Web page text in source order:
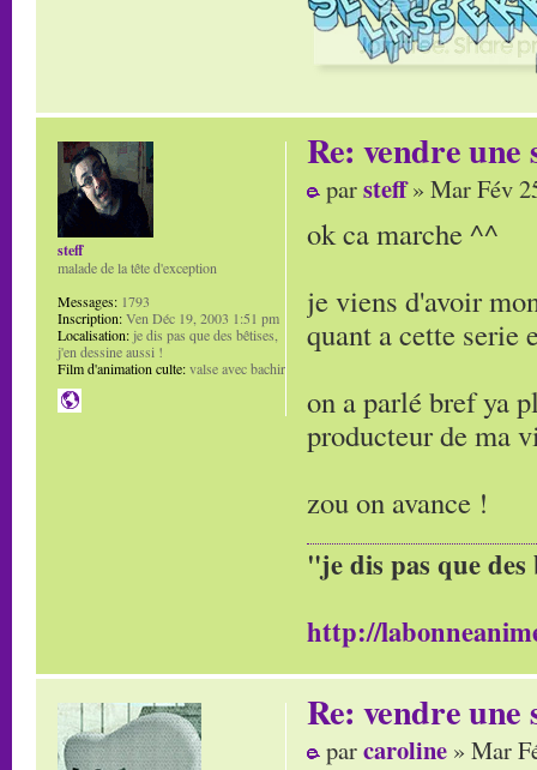
Re: vendre une
parsteff» Mar Fév
ok ca marche ^^
je viens d'avoir
quant a cette serie
on a parlé bref ya
producteur de ma
zou on avance !
"je dis pas que
http://
steff
malade de la tête d'exception
Messages: 1793
Inscription:Ven Déc 19, 2003 1:51 pm
Localisation: je dis pas que des bêtises,
j'en dessine aussi !
Film d'animation culte:valse avec bachir
Re: vendre une
parcaroline » Mar